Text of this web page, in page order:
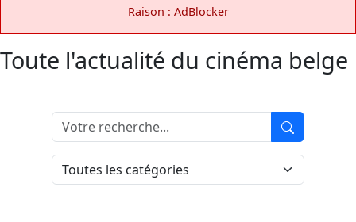
Raison : AdBlocker
Toute l'actualité du cinéma belge